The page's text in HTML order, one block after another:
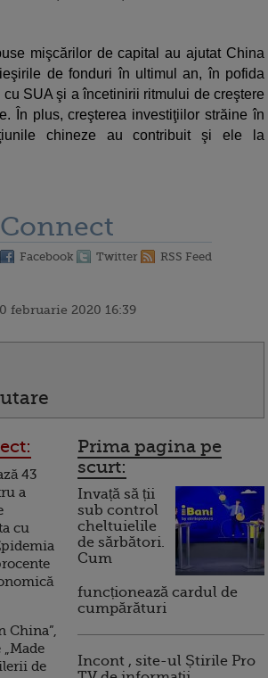
mişcărilor de capital au ajutat China
de fonduri în ultimul an, în pofida
SUA şi a încetinirii ritmului de creştere
În plus, creşterea investiţiilor străine în
chineze au contribuit şi ele la
Connect
Facebook Twitter RSS Feed
februarie 2020 16:39
43
a
cu
China”,
de
Prima pagina pe
scurt:
Invață să ții
sub control
cheltuielile
de sărbători.
Cum
funcționează cardul de
cumpărături
Incont , site-ul Știrile Pro